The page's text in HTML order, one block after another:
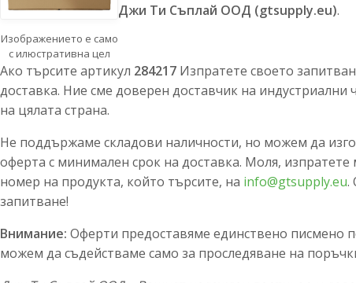
Изображението е само
с илюстративна цел
Джи Ти Съплай ООД (gtsupply.eu).
Ако търсите артикул 284217 Изпратете своето
доставка. Ние сме доверен доставчик на индустриални
на цялата страна.
Не поддържаме складови наличности, но можем да
оферта с минимален срок на доставка. Моля, изпратете
номер на продукта, който търсите, на info@gtsupply.eu.
запитване!
Внимание: Оферти предоставяме единствено писмено
можем да съдействаме само за проследяване на